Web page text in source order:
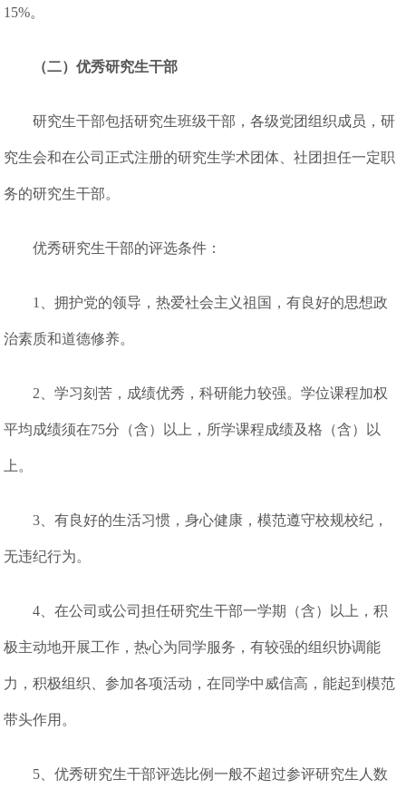
15%。
（二）优秀研究生干部
研究生干部包括研究生班级干部，各级党团组织成员，研
究生会和在公司正式注册的研究生学术团体、社团担任一定职
务的研究生干部。
优秀研究生干部的评选条件：
1、拥护党的领导，热爱社会主义祖国，有良好的思想政
治素质和道德修养。
2、学习刻苦，成绩优秀，科研能力较强。学位课程加权
平均成绩须在75分（含）以上，所学课程成绩及格（含）以
上。
3、有良好的生活习惯，身心健康，模范遵守校规校纪，
无违纪行为。
4、在公司或公司担任研究生干部一学期（含）以上，积
极主动地开展工作，热心为同学服务，有较强的组织协调能
力，积极组织、参加各项活动，在同学中威信高，能起到模范
带头作用。
5、优秀研究生干部评选比例一般不超过参评研究生人数